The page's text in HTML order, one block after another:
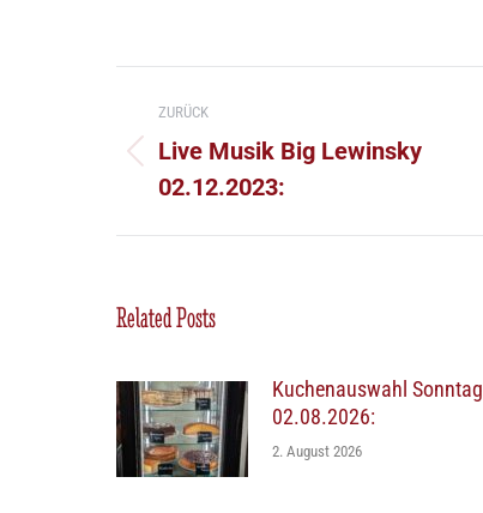
Kommentarnavigation
ZURÜCK
Vorheriger
Beitrag:
Live Musik Big Lewinsky
02.12.2023:
Related Posts
Kuchenauswahl Sonntag
02.08.2026:
2. August 2026